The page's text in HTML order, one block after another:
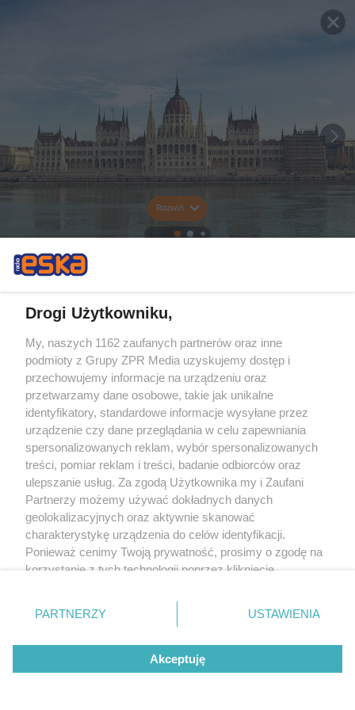
Rozwiń
Drogi Użytkowniku,
My, naszych 1162 zaufanych partnerów oraz inne
podmioty z Grupy ZPR Media uzyskujemy dostęp i
przechowujemy informacje na urządzeniu oraz
przetwarzamy dane osobowe, takie jak unikalne
identyfikatory, standardowe informacje wysyłane przez
urządzenie czy dane przeglądania w celu zapewniania
spersonalizowanych reklam, wybór spersonalizowanych
treści, pomiar reklam i treści, badanie odbiorców oraz
ulepszanie usług. Za zgodą Użytkownika my i Zaufani
Partnerzy możemy używać dokładnych danych
geolokalizacyjnych oraz aktywnie skanować
charakterystykę urządzenia do celów identyfikacji.
Ponieważ cenimy Twoją prywatność, prosimy o zgodę na
korzystanie z tych technologii poprzez kliknięcie
zmienić/wycofać klikając przycisk ustawień prywatności
znajdujący się w lewym dolnym rogu strony
rodzaje przetwarzania danych nie wymagają zgody
użytkownika, ale masz prawo sprzeciwić się takiemu
przetwarzaniu. Preferencje będą miały zastosowanie tylko
PARTNERZY USTAWIENIA
Akceptuję